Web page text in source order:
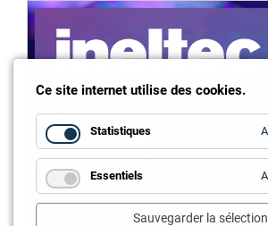
Ce site internet utilise des cookies.
Statistiques
Essentiels
Sauvegarder la sélection